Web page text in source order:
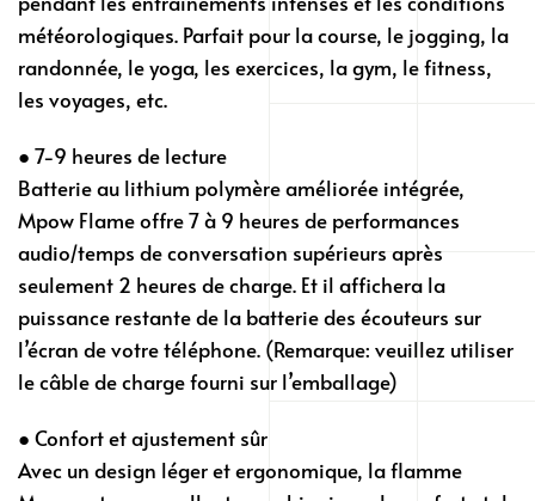
météorologiques. Parfait pour la course, le jogging, la
randonnée, le yoga, les exercices, la gym, le fitness,
les voyages, etc.
● 7-9 heures de lecture
Batterie au lithium polymère améliorée intégrée,
Mpow Flame offre 7 à 9 heures de performances
audio/temps de conversation supérieurs après
seulement 2 heures de charge. Et il affichera la
puissance restante de la batterie des écouteurs sur
l’écran de votre téléphone. (Remarque: veuillez utiliser
le câble de charge fourni sur l’emballage)
● Confort et ajustement sûr
Avec un design léger et ergonomique, la flamme